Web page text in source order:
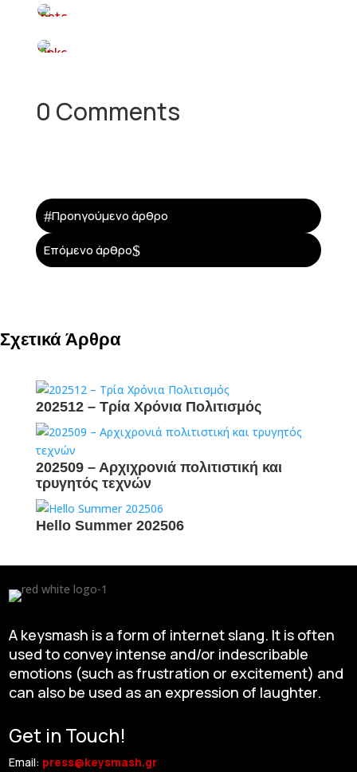
0 Comments
#Προηγούμενο άρθρο
Επόμενο άρθρο$
Σχετικά Άρθρα
202512 – Τρία Χρόνια Πολιτισμός
202509 – Αρχιχρονιά πολιτιστική και
τρυγητός τεχνών
Hello Summer 202506
A keysmash is a form of internet slang. It is often
used to convey intense and/or indescribable
emotions (such as frustration or excitement) and
can also be used as an expression of laughter.
Get in Touch!
Email: press@keysmash.gr